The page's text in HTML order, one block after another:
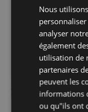
Nous
analyser
également
utilisation de
partenaires
peuvent les
informations
ou qu"ils ont